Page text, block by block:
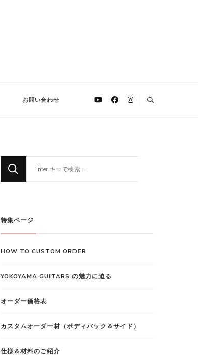
お問い合わせ
探
す
?
特集ページ
HOW TO CUSTOM ORDER
YOKOYAMA GUITARS の魅力に迫る
オーダー価格表
カスタムオーダー材（ボディバック＆サイド）
仕様＆材料のご紹介